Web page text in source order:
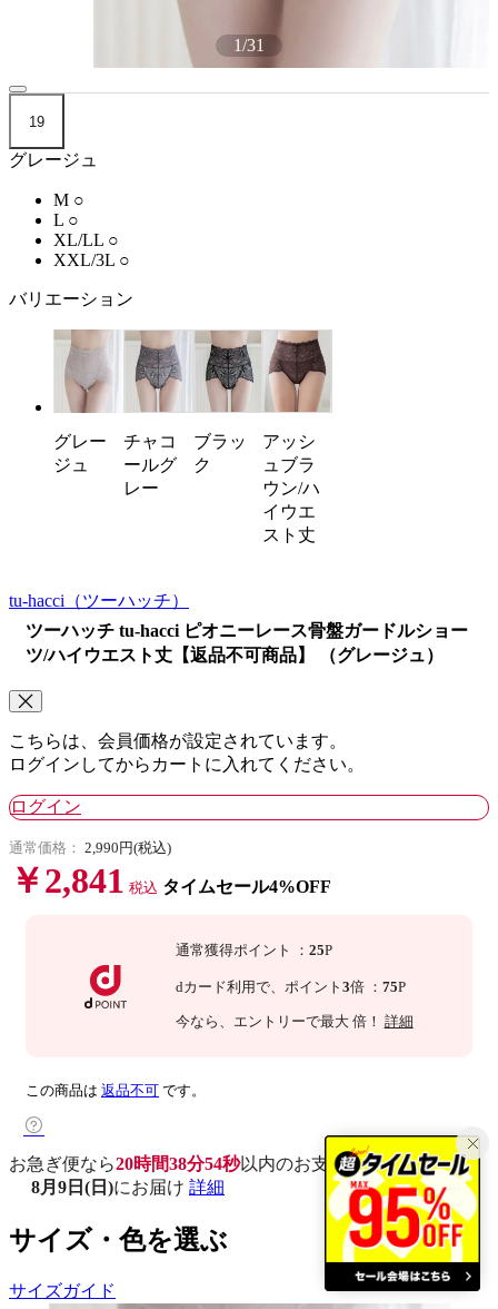
1/31
19
グレージュ
M ○
L ○
XL/LL ○
XXL/3L ○
バリエーション
グレー
ジュ
チャコ
ールグ
レー
ブラッ
ク
アッシ
ュブラ
ウン/ハ
イウエ
スト丈
tu-hacci （ツーハッチ）
ツーハッチ tu-hacci ピオニーレース骨盤ガードルショー
ツ/ハイウエスト丈【返品不可商品】 （グレージュ）
こちらは、会員価格が設定されています。
ログインしてからカートに入れてください。
ログイン
通常価格： 2,990円(税込)
￥2,841 税込 タイムセール4%OFF
通常獲得ポイント ： 25P
dカード利用で、 ポイント 3倍 ： 75P
今なら 、エントリーで最大 倍！ 詳細
この商品は 返品不可 です。
お急ぎ便なら20時間38分53秒以内のお支払いで
8月9日(日)にお届け 詳細
サイズ・色を選ぶ
サイズガイド